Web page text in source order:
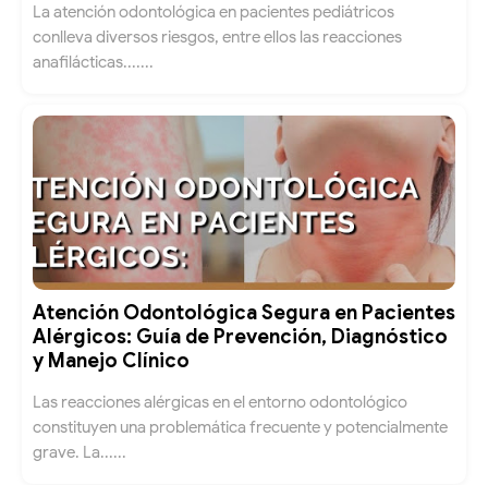
La atención odontológica en pacientes pediátricos
conlleva diversos riesgos, entre ellos las reacciones
anafilácticas.......
Atención Odontológica Segura en Pacientes
Alérgicos: Guía de Prevención, Diagnóstico
y Manejo Clínico
Las reacciones alérgicas en el entorno odontológico
constituyen una problemática frecuente y potencialmente
grave. La......